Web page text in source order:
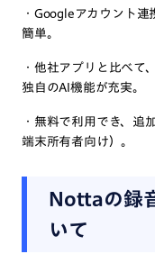
・Googleアカウント
簡単。
・他社アプリと比べて
独自のAI機能が充実。
・無料で利用でき、追
端末所有者向け）。
Nottaの録
いて